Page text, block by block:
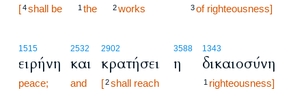
[4shall be 1 the 2works 3of righteousness]
1515
ειρήνη
peace;
2532
και
and
2902
κρατήσει
[2shall reach
3588
η
1343
δικαιοσύνη
1 righteousness]